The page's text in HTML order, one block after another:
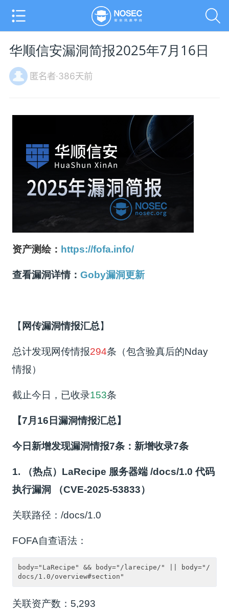
华顺信安漏洞简报2025年7月16日
匿名者·386天前
资产测绘： https://fofa.info/
查看漏洞详情：Goby漏洞更新
【 网传漏洞情报汇总】
总计发现网传情报294条（包含验真后的Nday
情报）
截止今日，已收录153条
【7月16日漏洞情报汇总】
今日新增发现漏洞情报7条：新增收录7条
1. （热点）LaRecipe 服务器端 /docs/1.0 代码
执行漏洞 （CVE-2025-53833）
关联路径：/docs/1.0
FOFA自查语法：
body="LaRecipe" && body="/larecipe/" || body="/
docs/1.0/overview#section"
关联资产数：5,293